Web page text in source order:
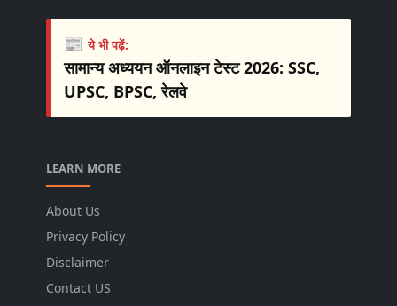
📰ये भी पढ़ें:
सामान्य अध्ययन ऑनलाइन टेस्ट 2026: SSC,
UPSC, BPSC, रेलवे
LEARN MORE
About Us
Privacy Policy
Disclaimer
Contact US